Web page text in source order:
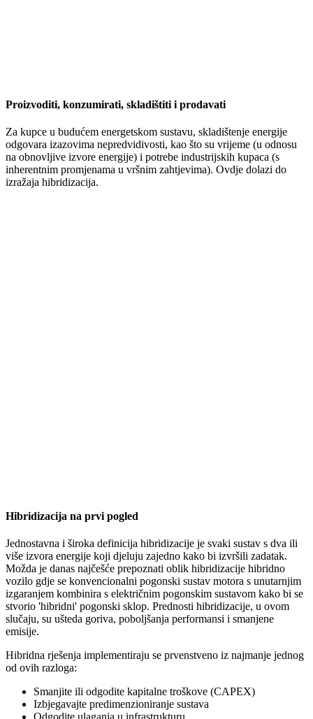
Proizvoditi, konzumirati, skladištiti i prodavati
Za kupce u budućem energetskom sustavu, skladištenje energije
odgovara izazovima nepredvidivosti, kao što su vrijeme (u odnosu
na obnovljive izvore energije) i potrebe industrijskih kupaca (s
inherentnim promjenama u vršnim zahtjevima). Ovdje dolazi do
izražaja hibridizacija.
Hibridizacija na prvi pogled
Jednostavna i široka definicija hibridizacije je svaki sustav s dva ili
više izvora energije koji djeluju zajedno kako bi izvršili zadatak.
Možda je danas najčešće prepoznati oblik hibridizacije hibridno
vozilo gdje se konvencionalni pogonski sustav motora s unutarnjim
izgaranjem kombinira s električnim pogonskim sustavom kako bi se
stvorio 'hibridni' pogonski sklop. Prednosti hibridizacije, u ovom
slučaju, su ušteda goriva, poboljšanja performansi i smanjene
emisije.
Hibridna rješenja implementiraju se prvenstveno iz najmanje jednog
od ovih razloga:
Smanjite ili odgodite kapitalne troškove (CAPEX)
Izbjegavajte predimenzioniranje sustava